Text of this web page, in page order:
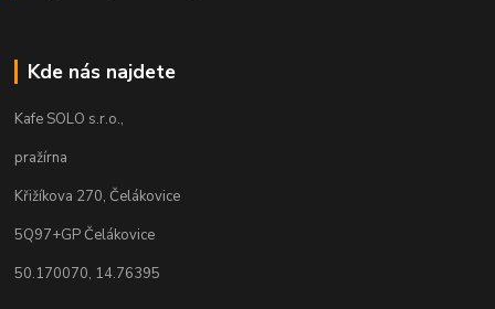
Kde nás najdete
Kafe SOLO s.r.o.,
pražírna
Křižíkova 270, Čelákovice
5Q97+GP Čelákovice
50.170070, 14.76395